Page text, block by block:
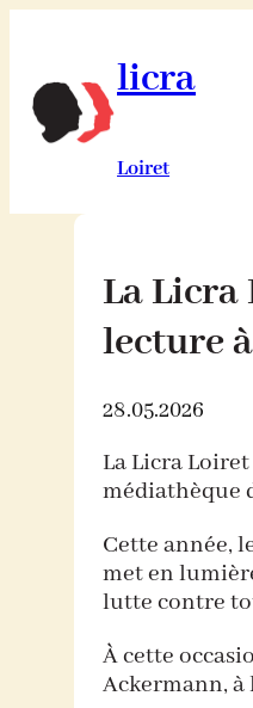
licra
Loiret
La
lecture
28.05.2026
La Licra
médiathèque
Cette année,
met en
lutte contre
À cette
Ackermann, à